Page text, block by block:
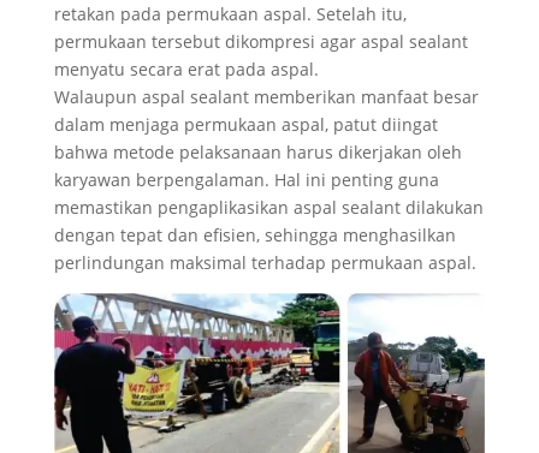
retakan pada permukaan aspal. Setelah itu,
permukaan tersebut dikompresi agar aspal sealant
menyatu secara erat pada aspal.
Walaupun aspal sealant memberikan manfaat besar
dalam menjaga permukaan aspal, patut diingat
bahwa metode pelaksanaan harus dikerjakan oleh
karyawan berpengalaman. Hal ini penting guna
memastikan pengaplikasikan aspal sealant dilakukan
dengan tepat dan efisien, sehingga menghasilkan
perlindungan maksimal terhadap permukaan aspal.